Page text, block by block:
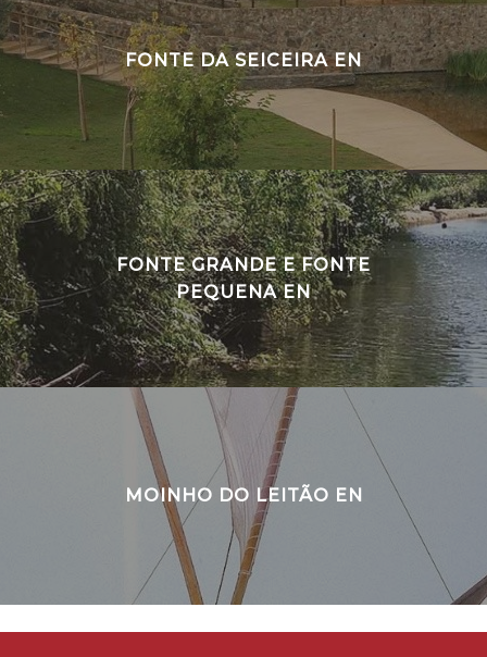
FONTE DA SEICEIRA EN
FONTE GRANDE E FONTE
PEQUENA EN
MOINHO DO LEITÃO EN